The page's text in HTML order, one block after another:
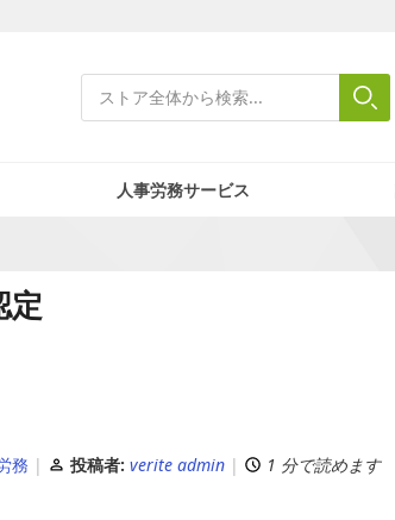
検索
Close search
検索
人事労務サービス
定
務 投稿者: verite admin 1 分で読めます